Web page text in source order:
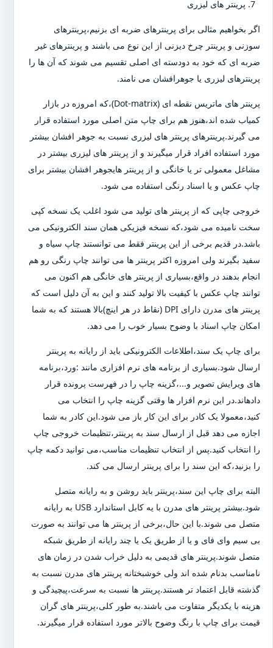
پرینتر های لیزری
اگر بخواهیم مثالی برای پرینترهای ضربه ای بزنیم،پرینترهای
سوزنی و پرینتر چرخ دیزنی از این نوع می باشند و پرینترهای غیر
ضربه ای که خود به دودسته ای اصلی تقسیم می شوند که آن ها را
پرینترهای لیزری یا جوهرافشان می نامند.
پرینتر های ماتریس نقطه ای (Dot-matrix)،که امروزه در بازار
کمیاب شده اند،هنوز هم برای چاپ متن اصلی مورد استفاده قرار
می گیرند.پرینترهای پرینتر های لیزری نسبت به جوهر افشان بیشتر
مورد استفاده افراد قرار میگیرند و از پرینتر های لیزری بیشتر در
مشاغل معمولی تر یا خانگی و از پرینتر هایجوهر افشان بیشتر برای
چاپ عکس و یا اسناد رنگی استفاده می شود.
خروجی چاپی که از پرینتر های تولید می شود اغلب یک نسخه کپی
سخت نامیده می شود،که نسخه فیزیکی همان سند الکترونیکی می
باشد.در قدیم برخی از این پرینتر فقط می توانستند چاپ سیاه و
سفید بگیرند ولی امروزه اکثر پرینتر ها می توانند چاپ رنگی رو هم
انجام بدهند در واقع،بسیاری از پرینتر های خانگی هم اکنون می
توانند چاپ عکس با کیفیت بالا تولید کنند و این به آن دلیل است که
پرینتر های مدرن دارای DPI (نقاط در هر اینچ)بالا هستند که به شما
امکان چاپ اسناد با وضوح بسیار خوب را می دهد.
برای چاپ یک سند،اطلاعات الکترونیکی باید از رایانه به پرینتر
ارسال شود.بسیاری از برنامه های نرم افزاری مانند :ورد،برنامه
های ویرایش تصویر و...،گزینه چاپ را در فهرست پرونده قرار
دادهاند.در این نرم افزار ها وقتی گزینه چاپ را انتخاب می
کنید،معمولا یک کادر برای این کار باز می شود.این کادر به شما
اجازه می دهد قبل از ارسال سند به پرینتر،تنظیمات خروجی چاپ
را انتخاب کنید.پس از انتخاب تنظیمات مناسب،می توانید دکمه چاپ
را بزنید،که این سند را برای پرینتر ارسال می کند.
البته برای چاپ این سند،پرینتر باید روشن و به رایانه متصل
شود.بیشتر پرینتر های مدرن با یه کابل استاندارد USB به رایانه
متصل می شوند.با این حال،برخی از پرینتر ها می توانند به صورت
بی سیم وای فای و یا از طریق یک یا چند رایانه از طریق شبکه
متصل شوند.پرینتر های قدیمی به دلیل خراب شدن در زمان های
نامناسب بدنام شده اند ولی خوشبختانه پرینتر های مدرن نسبت به
گذشته قابل اعتماد تر هستند.پرینتر ها نسبت به سرعت،پیچیدگی و
هزینه با یکدیگر متفاوت می باشند.به طور کلی،پرینتر های گران
قیمت برای چاپ با رنگ وضوح بالاتر مورد استفاده قرار میگیرند.